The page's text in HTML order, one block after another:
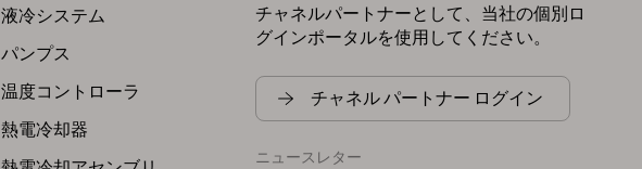
Menu
液冷システム
パンプス
温度コントローラ
熱電冷却器
チャネルパートナーとして、当社の個別ロ
グインポータルを使用してください。
チャネル パートナー ログイン
ニュースレター